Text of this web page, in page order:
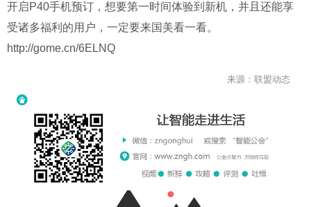
开启P40手机预订，想要第一时间体验到新机，并且还能享
受诸多福利的用户，一定要来国美看一看。
http://gome.cn/6ELNQ
来源：联盟动态